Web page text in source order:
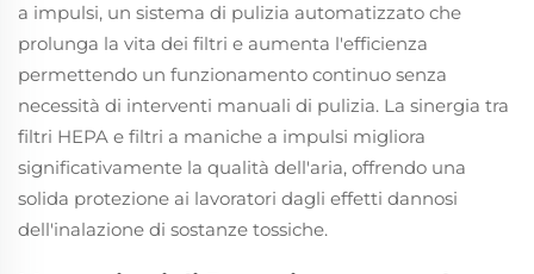
a impulsi, un sistema di pulizia automatizzato che
prolunga la vita dei filtri e aumenta l'efficienza
permettendo un funzionamento continuo senza
necessità di interventi manuali di pulizia. La sinergia tra
filtri HEPA e filtri a maniche a impulsi migliora
significativamente la qualità dell'aria, offrendo una
solida protezione ai lavoratori dagli effetti dannosi
dell'inalazione di sostanze tossiche.